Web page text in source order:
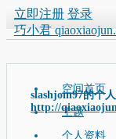
立即注册 登录
巧小君
slashjoin97的个
http://
空间首页
主题
个人资料